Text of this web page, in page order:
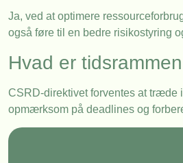
Ja, ved at optimere
også føre til en bedre risikostyring
Hvad er
CSRD-direktivet forventes at træde
opmærksom på deadlines og